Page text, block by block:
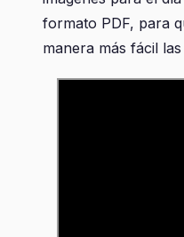
formato PDF, para
manera más fácil